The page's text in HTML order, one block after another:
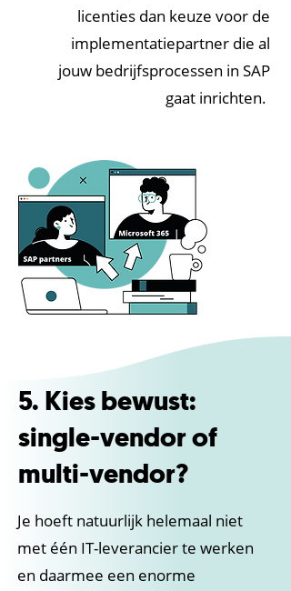
licenties dan keuze voor de
implementatiepartner die al
jouw bedrijfsprocessen in SAP
gaat inrichten.
5. Kies bewust:
single-vendor of
multi-vendor?
Je hoeft natuurlijk helemaal niet
met één IT-leverancier te werken
en daarmee een enorme